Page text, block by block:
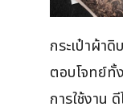
กระเป๋าผ้า
ตอบโจทย์
การใช้งาน